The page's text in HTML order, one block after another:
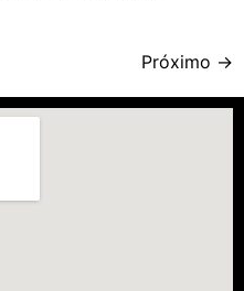
Próximo →